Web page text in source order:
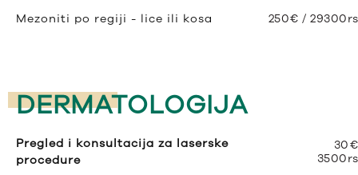
Mezoniti po regiji - lice ili kosa 250€ /
DERMATOLOGIJA
Pregled i konsultacija za laserske
procedure